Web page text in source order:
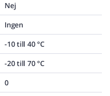
Nej
Ingen
-10 till 40 °C
-20 till 70 °C
0